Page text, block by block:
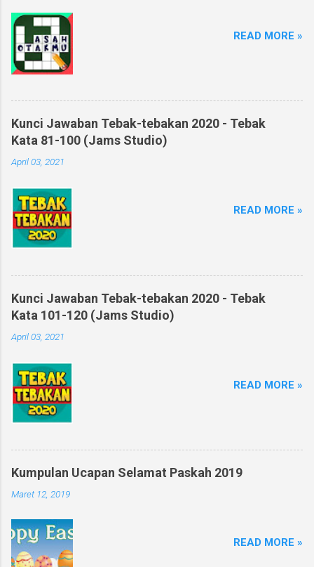
READ MORE »
Kunci Jawaban Tebak-tebakan 2020 - Tebak
Kata 81-100 (Jams Studio)
April 03, 2021
READ MORE »
Kunci Jawaban Tebak-tebakan 2020 - Tebak
Kata 101-120 (Jams Studio)
April 03, 2021
READ MORE »
Kumpulan Ucapan Selamat Paskah 2019
Maret 12, 2019
READ MORE »